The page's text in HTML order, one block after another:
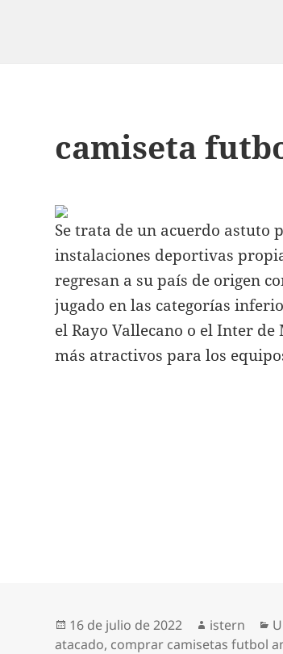
camiseta
Se trata de un acuerdo astuto
instalaciones deportivas
regresan a su país de origen
jugado en las categorías
el Rayo Vallecano o el Inter de
más atractivos para los
Publicado
el
16 de julio de 2022 Autor
istern
atacado, comprar camisetas futbol